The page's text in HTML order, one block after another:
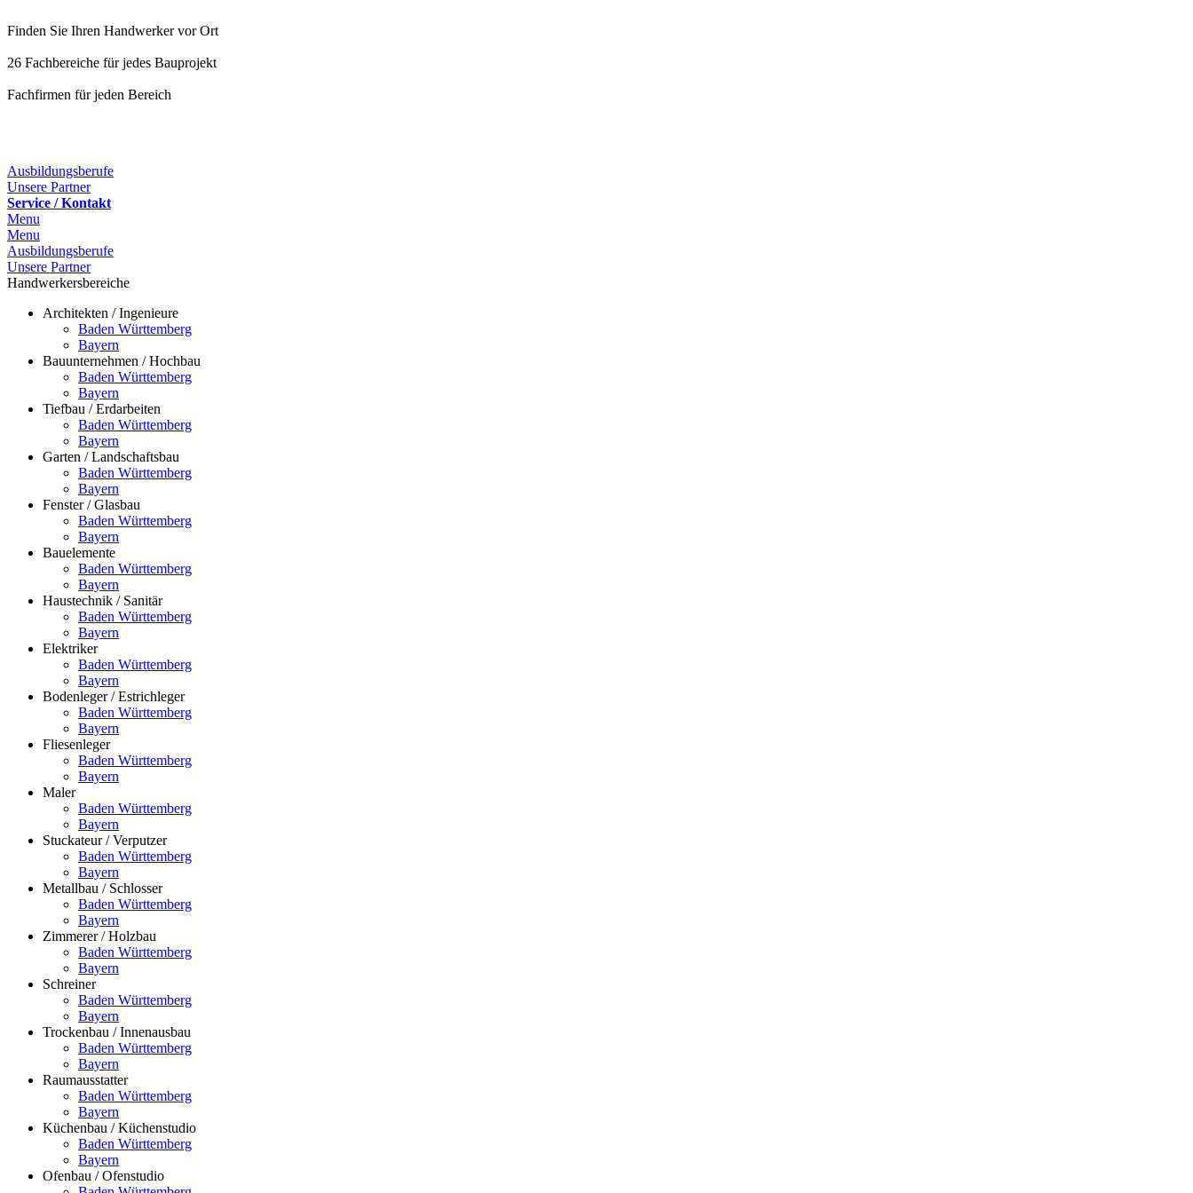
Finden Sie Ihren Handwerker vor Ort
26 Fachbereiche für jedes Bauprojekt
Fachfirmen für jeden Bereich
Ausbildungsberufe
Unsere Partner
Service / Kontakt
Menu
Menu
Ausbildungsberufe
Unsere Partner
Handwerkersbereiche
Architekten / Ingenieure
Baden Württemberg
Bayern
Bauunternehmen / Hochbau
Baden Württemberg
Bayern
Tiefbau / Erdarbeiten
Baden Württemberg
Bayern
Garten / Landschaftsbau
Baden Württemberg
Bayern
Fenster / Glasbau
Baden Württemberg
Bayern
Bauelemente
Baden Württemberg
Bayern
Haustechnik / Sanitär
Baden Württemberg
Bayern
Elektriker
Baden Württemberg
Bayern
Bodenleger / Estrichleger
Baden Württemberg
Bayern
Fliesenleger
Baden Württemberg
Bayern
Maler
Baden Württemberg
Bayern
Stuckateur / Verputzer
Baden Württemberg
Bayern
Metallbau / Schlosser
Baden Württemberg
Bayern
Zimmerer / Holzbau
Baden Württemberg
Bayern
Schreiner
Baden Württemberg
Bayern
Trockenbau / Innenausbau
Baden Württemberg
Bayern
Raumausstatter
Baden Württemberg
Bayern
Küchenbau / Küchenstudio
Baden Württemberg
Bayern
Ofenbau / Ofenstudio